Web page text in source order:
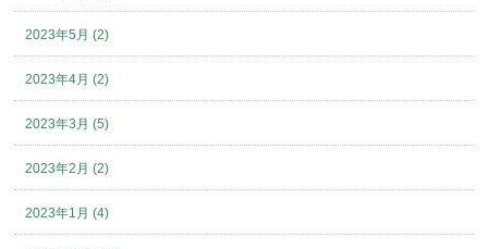
2023年5月 (2)
2023年4月 (2)
2023年3月 (5)
2023年2月 (2)
2023年1月 (4)